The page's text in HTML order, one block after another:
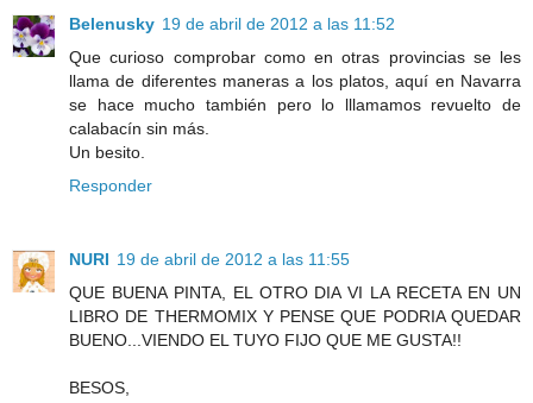
Belenusky 19 de abril de 2012 a las 11:52
Que curioso comprobar como en otras provincias se les
llama de diferentes maneras a los platos, aquí en Navarra
se hace mucho también pero lo lllamamos revuelto de
calabacín sin más.
Un besito.
Responder
NURI 19 de abril de 2012 a las 11:55
QUE BUENA PINTA, EL OTRO DIA VI LA RECETA EN UN
LIBRO DE THERMOMIX Y PENSE QUE PODRIA QUEDAR
BUENO...VIENDO EL TUYO FIJO QUE ME GUSTA!!
BESOS,